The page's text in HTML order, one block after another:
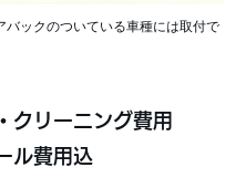
ックのついている車種には取付で
クリーニング費用
ル費用込